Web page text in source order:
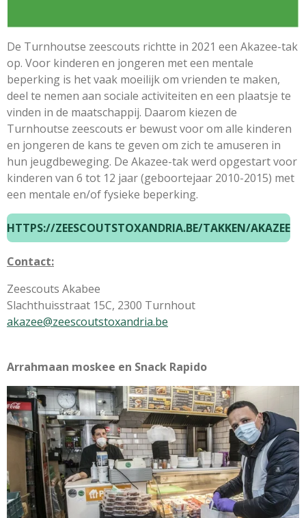
De Turnhoutse zeescouts richtte in 2021 een Akazee-tak
op. Voor kinderen en jongeren met een mentale
beperking is het vaak moeilijk om vrienden te maken,
deel te nemen aan sociale activiteiten en een plaatsje te
vinden in de maatschappij. Daarom kiezen de
Turnhoutse zeescouts er bewust voor om alle kinderen
en jongeren de kans te geven om zich te amuseren in
hun jeugdbeweging. De Akazee-tak werd opgestart voor
kinderen van 6 tot 12 jaar (geboortejaar 2010-2015) met
een mentale en/of fysieke beperking.
HTTPS://ZEESCOUTSTOXANDRIA.BE/TAKKEN/AKAZEE
Contact:
Zeescouts Akabee
Slachthuisstraat 15C, 2300 Turnhout
akazee@zeescoutstoxandria.be
Arrahmaan moskee en Snack Rapido